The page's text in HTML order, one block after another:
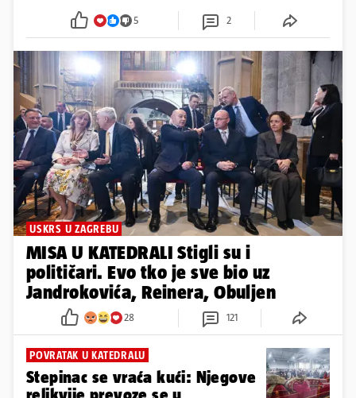
5 2
USKRS U ZAGREBU
MISA U KATEDRALI Stigli su i
političari. Evo tko je sve bio uz
Jandrokovića, Reinera, Obuljen
28 121
POVRATAK U KATEDRALU
Stepinac se vraća kući: Njegove
relikvije prevoze se u